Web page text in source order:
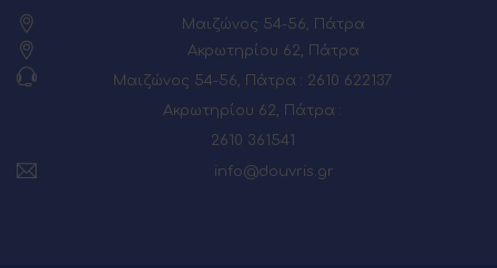
Μαιζώνος 54-56, Πάτρα
Ακρωτηρίου 62, Πάτρα
Μαιζώνος 54-56, Πάτρα : 2610 622137
Ακρωτηρίου 62, Πάτρα :
2610 361541
info@douvris.gr